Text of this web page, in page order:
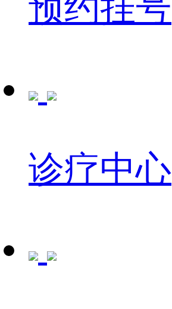
预约挂号
诊疗中心